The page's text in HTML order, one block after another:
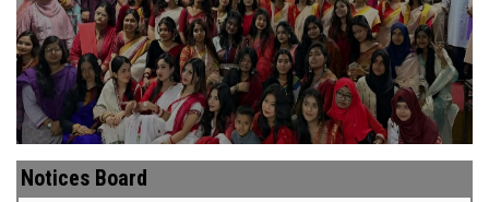
ABOUT US
FACULTIES
ACADEMICS
GALLERY
Notices Board